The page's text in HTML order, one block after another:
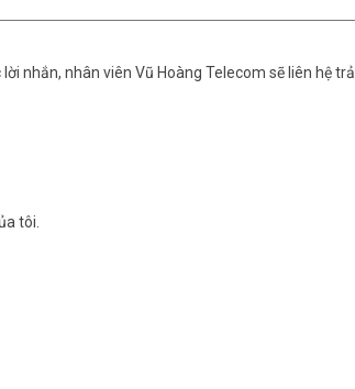
nhắn, nhân viên Vũ Hoàng Telecom sẽ liên hệ trả
tôi.